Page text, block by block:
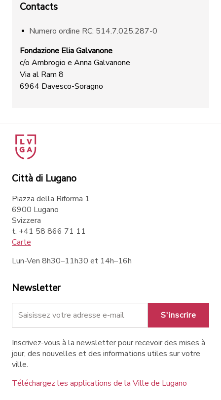
Contacts
Numero ordine RC: 514.7.025.287-0
Fondazione Elia Galvanone
c/o Ambrogio e Anna Galvanone
Via al Ram 8
6964 Davesco-Soragno
Città di Lugano
Piazza della Riforma 1
6900 Lugano
Svizzera
t. +41 58 866 71 11
Carte
Lun-Ven 8h30–11h30 et 14h–16h
Newsletter
S'inscrire
Inscrivez-vous à la newsletter pour recevoir des mises à
jour, des nouvelles et des informations utiles sur votre
ville.
Téléchargez les applications de la Ville de Lugano